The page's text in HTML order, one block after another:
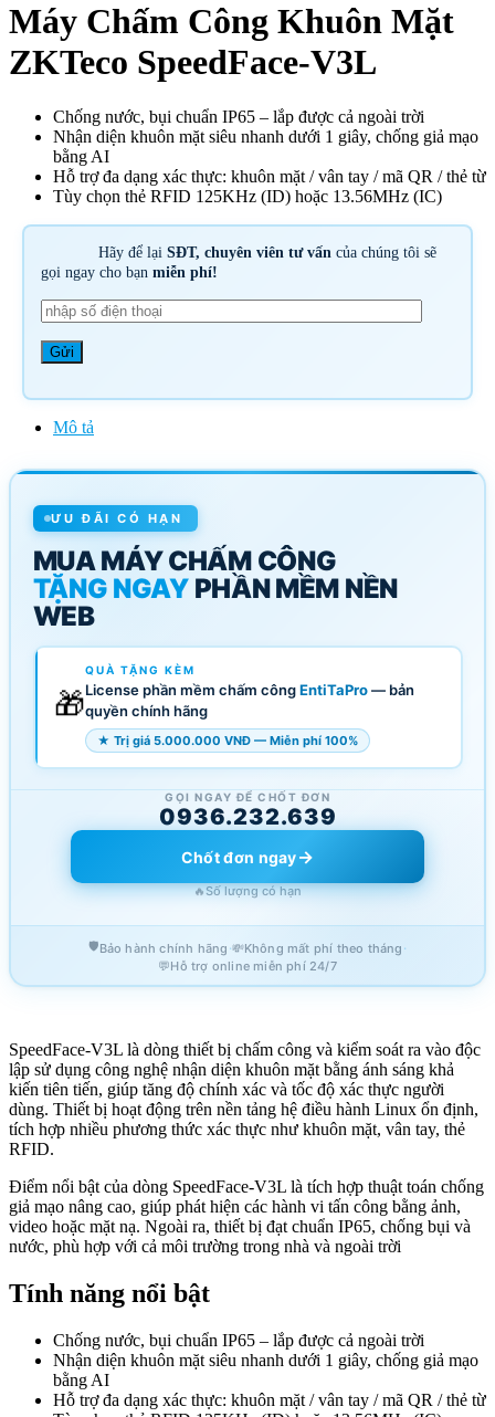
Máy Chấm Công Khuôn Mặt
ZKTeco SpeedFace-V3L
Chống nước, bụi chuẩn IP65 – lắp được cả ngoài trời
Nhận diện khuôn mặt siêu nhanh dưới 1 giây, chống giả mạo
bằng AI
Hỗ trợ đa dạng xác thực: khuôn mặt / vân tay / mã QR / thẻ từ
Tùy chọn thẻ RFID 125KHz (ID) hoặc 13.56MHz (IC)
Hãy để lạiSĐT, chuyên viên tư vấncủa chúng tôi sẽ
gọi ngay cho bạn miễn phí!
Mô tả
ƯU ĐÃI CÓ HẠN
MUA MÁY CHẤM CÔNG
TẶNG NGAYPHẦN MỀM NỀN
WEB
🎁
QUÀ TẶNG KÈM
License phần mềm chấm côngEntiTaPro— bản
quyền chính hãng
★ Trị giá 5.000.000 VNĐ — Miễn phí 100%
GỌI NGAY ĐỂ CHỐT ĐƠN
0936.232.639
Chốt đơn ngay→
🔥Số lượng có hạn
🛡️Bảo hành chính hãng ·💸Không mất phí theo tháng ·
💬Hỗ trợ online miễn phí 24/7
SpeedFace-V3L là dòng thiết bị chấm công và kiểm soát ra vào độc
lập sử dụng công nghệ nhận diện khuôn mặt bằng ánh sáng khả
kiến tiên tiến, giúp tăng độ chính xác và tốc độ xác thực người
dùng. Thiết bị hoạt động trên nền tảng hệ điều hành Linux ổn định,
tích hợp nhiều phương thức xác thực như khuôn mặt, vân tay, thẻ
RFID.
Điểm nổi bật của dòng SpeedFace-V3L là tích hợp thuật toán chống
giả mạo nâng cao, giúp phát hiện các hành vi tấn công bằng ảnh,
video hoặc mặt nạ. Ngoài ra, thiết bị đạt chuẩn IP65, chống bụi và
nước, phù hợp với cả môi trường trong nhà và ngoài trời
Tính năng nổi bật
Chống nước, bụi chuẩn IP65 – lắp được cả ngoài trời
Nhận diện khuôn mặt siêu nhanh dưới 1 giây, chống giả mạo
bằng AI
Hỗ trợ đa dạng xác thực: khuôn mặt / vân tay / mã QR / thẻ từ